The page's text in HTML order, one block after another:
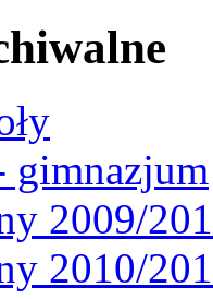
gimnazjum
2009/
2010/